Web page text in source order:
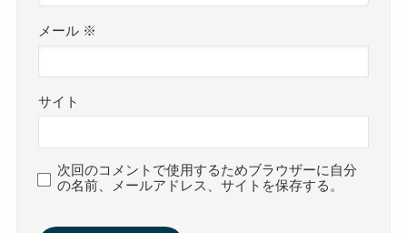
メール ※
サイト
次回のコメントで使用するためブラウザーに自分
の名前、メールアドレス、サイトを保存する。